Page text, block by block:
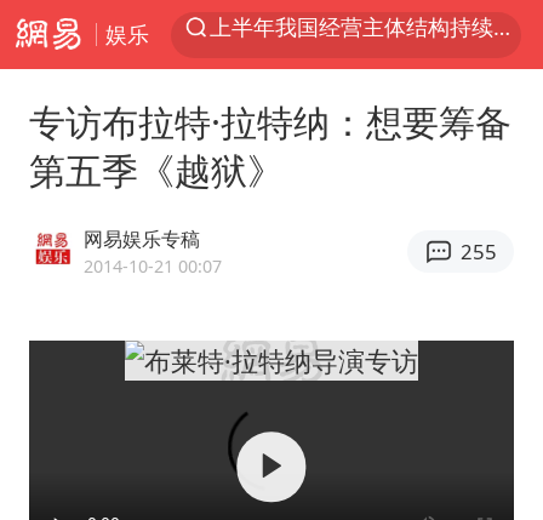
娱乐
俄称边境州遭乌大规模袭击已致13伤
杭州机场已取消航班388架次
白海豚北上或致京津冀暴雨
新疆一婚礼线上邀请引热议
《龙餐馆》 冲奖
专访布拉特·拉特纳：想要筹备
第五季《越狱》
网易娱乐专稿
2014-10-21 00:07
255